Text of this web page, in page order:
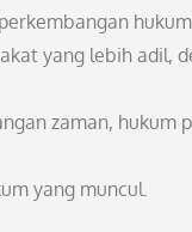
yang lebih adil,
zaman, hukum
yang muncul.